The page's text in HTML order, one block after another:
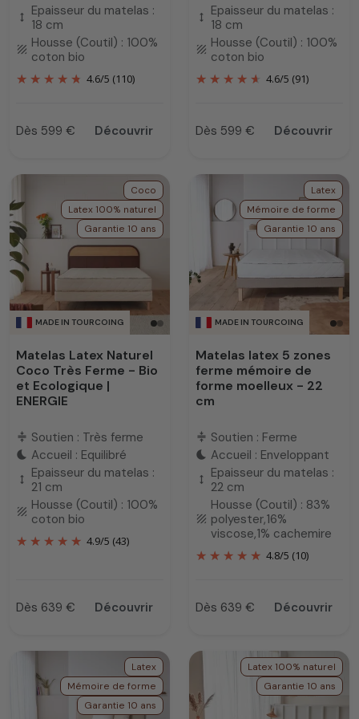
height
Epaisseur du matelas :
18 cm
texture Housse (Coutil) : 100%
coton bio
4.6/5 (110)
Prix
Dès 599 € Découvrir
height
Epaisseur du matelas :
18 cm
texture Housse (Coutil) : 100%
coton bio
4.6/5 (91)
Prix
Dès 599 € Découvrir
MADE IN TOURCOING
Coco
Latex 100% naturel
Garantie 10 ans
Matelas Latex Naturel
Coco Très Ferme - Bio
et Ecologique |
ENERGIE
compress Soutien : Très ferme
bedtime Accueil : Equilibré
height
Epaisseur du matelas :
21 cm
texture Housse (Coutil) : 100%
coton bio
4.9/5 (43)
Prix
Dès 639 € Découvrir
MADE IN TOURCOING
Latex
Mémoire de forme
Garantie 10 ans
Matelas latex 5 zones
ferme mémoire de
forme moelleux - 22
cm
compress Soutien : Ferme
bedtime Accueil : Enveloppant
height
Epaisseur du matelas :
22 cm
texture
Housse (Coutil) : 83%
polyester,16%
viscose,1% cachemire
4.8/5 (10)
Prix
Dès 639 € Découvrir
Latex
Mémoire de forme
Garantie 10 ans
Latex 100% naturel
Garantie 10 ans